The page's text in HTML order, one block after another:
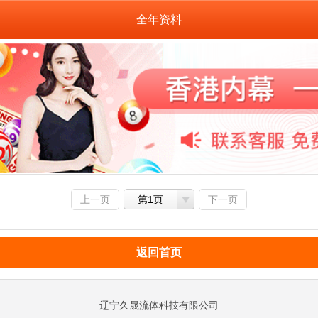
全年资料
上一页 第1页 下一页
返回首页
辽宁久晟流体科技有限公司